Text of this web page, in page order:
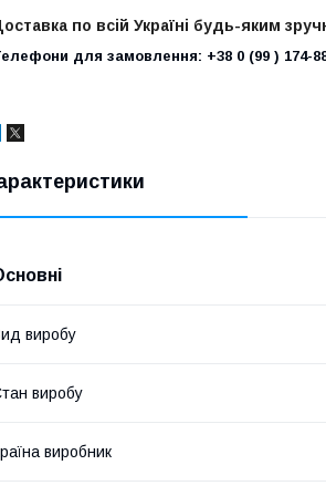
по всій Україні будь-яким
для замовлення: +38 0 99 174-
виробу
виробу
виробник